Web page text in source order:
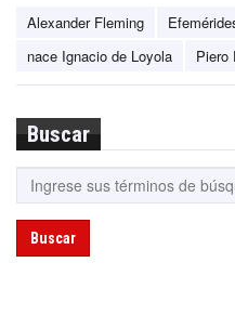
Alexander Fleming
nace Ignacio de Loyola
Piero
Buscar
Buscar